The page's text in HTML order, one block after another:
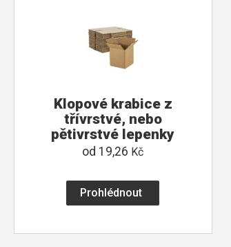
Klopové krabice z
třívrstvé, nebo
pětivrstvé lepenky
od 19,26 Kč
Prohlédnout